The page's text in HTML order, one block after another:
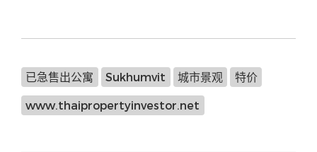
已急售出公寓 Sukhumvit 城市景观 特价
www.thaipropertyinvestor.net